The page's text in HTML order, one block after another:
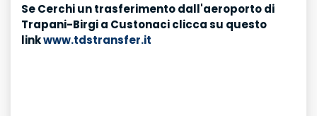
Se Cerchi un trasferimento dall'aeroporto di
Trapani-Birgi a Custonaci clicca su questo
linkwww.tdstransfer.it